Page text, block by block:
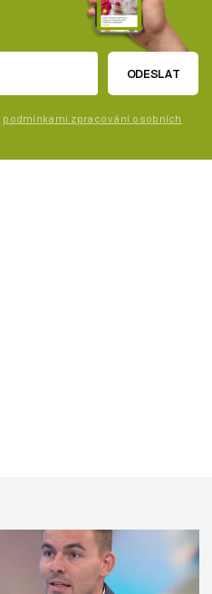
ODESLAT
podmínkami zpracování osobních